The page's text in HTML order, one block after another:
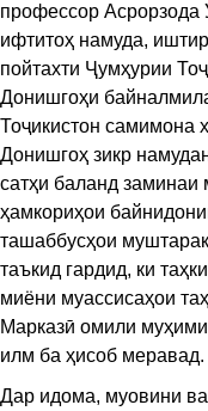
профессор Асрорзода
ифтитоҳ намуда,
пойтахти Ҷумҳурии
Донишгоҳи
Тоҷикистон самимона
Донишгоҳ зикр
сатҳи баланд заминаи
ҳамкориҳои
ташаббусҳои
таъкид гардид, ки
миёни муассисаҳои
Марказӣ омили
илм ба ҳисоб меравад.
Дар идома, муовини